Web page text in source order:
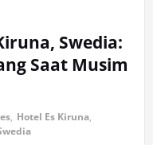
Swedia:
Saat Musim
, Hotel Es Kiruna,